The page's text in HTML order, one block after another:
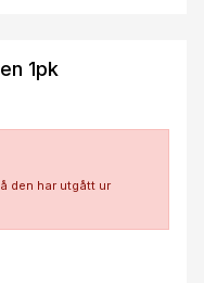
1pk
den har utgått ur